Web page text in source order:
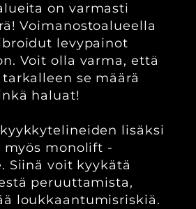
on varmasti
Voimanostoalueella
levypainot
Voit olla varma, että
se määrä
haluat!
lisäksi
monolift -
Siinä voit kyykätä
peruuttamista,
loukkaantumisriskiä.